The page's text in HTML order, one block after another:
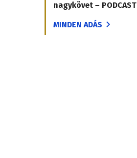
nagykövet – PODCAST
MINDEN ADÁS